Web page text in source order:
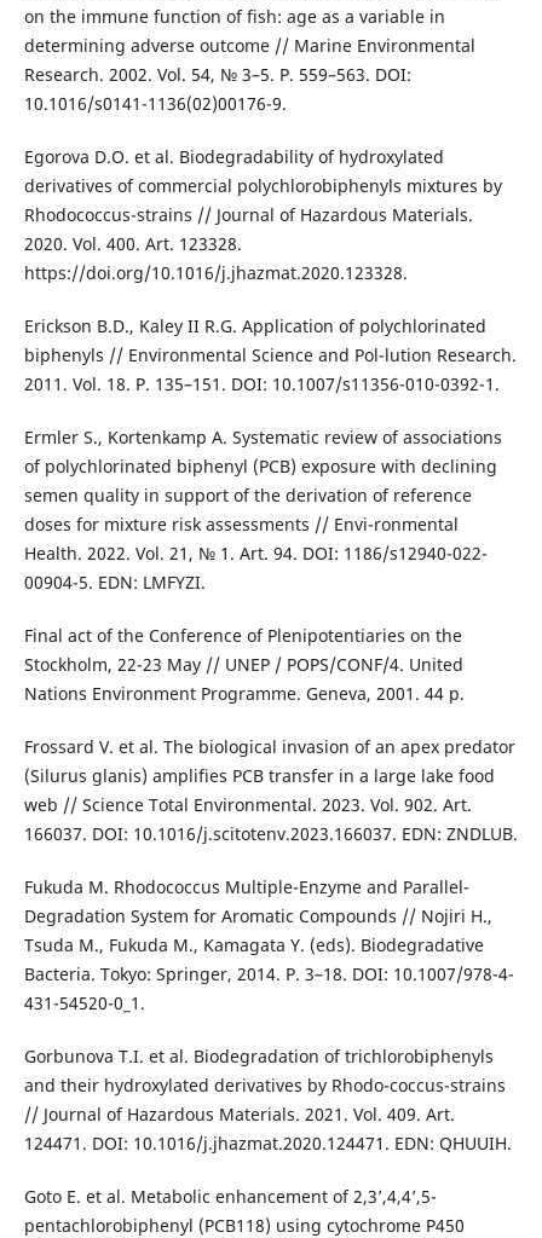
on the immune function of fish: age as a variable in
determining adverse outcome // Marine Environmental
Research. 2002. Vol. 54, № 3–5. P. 559–563. DOI:
10.1016/s0141-1136(02)00176-9.
Egorova D.O. et al. Biodegradability of hydroxylated
derivatives of commercial polychlorobiphenyls mixtures by
Rhodococcus-strains // Journal of Hazardous Materials.
2020. Vol. 400. Art. 123328.
https://doi.org/10.1016/j.jhazmat.2020.123328.
Erickson B.D., Kaley II R.G. Application of polychlorinated
biphenyls // Environmental Scienсe and Pol-lution Research.
2011. Vol. 18. P. 135–151. DOI: 10.1007/s11356-010-0392-1.
Ermler S., Kortenkamp A. Systematic review of associations
of polychlorinated biphenyl (PCB) exposure with declining
semen quality in support of the derivation of reference
doses for mixture risk assessments // Envi-ronmental
Health. 2022. Vol. 21, № 1. Art. 94. DOI: 1186/s12940-022-
00904-5. EDN: LMFYZI.
Final act of the Conference of Plenipotentiaries on the
Stockholm, 22-23 May // UNEP / POPS/CONF/4. United
Nations Environment Programme. Geneva, 2001. 44 p.
Frossard V. et al. The biological invasion of an apex predator
(Silurus glanis) amplifies PCB transfer in a large lake food
web // Science Total Environmental. 2023. Vol. 902. Art.
166037. DOI: 10.1016/j.scitotenv.2023.166037. EDN: ZNDLUB.
Fukuda M. Rhodococcus Multiple-Enzyme and Parallel-
Degradation System for Aromatic Compounds // Nojiri H.,
Tsuda M., Fukuda M., Kamagata Y. (eds). Biodegradative
Bacteria. Tokyo: Springer, 2014. P. 3–18. DOI: 10.1007/978-4-
431-54520-0_1.
Gorbunova T.I. et al. Biodegradation of trichlorobiphenyls
and their hydroxylated derivatives by Rhodo-coccus-strains
// Journal of Hazardous Materials. 2021. Vol. 409. Art.
124471. DOI: 10.1016/j.jhazmat.2020.124471. EDN: QHUUIH.
Goto E. et al. Metabolic enhancement of 2,3’,4,4’,5-
pentachlorobiphenyl (PCB118) using cytochrome P450